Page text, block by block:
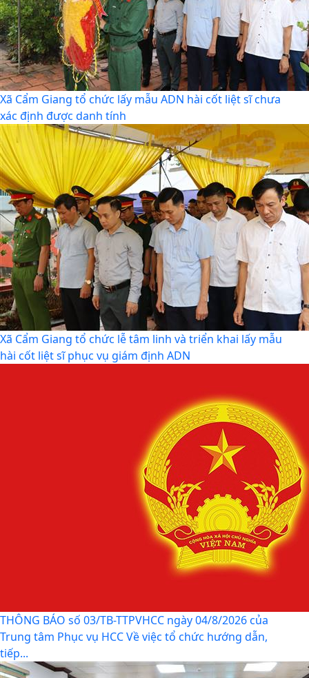
Xã Cẩm Giang tổ chức lấy mẫu ADN hài cốt liệt sĩ chưa
xác định được danh tính
Xã Cẩm Giang tổ chức lễ tâm linh và triển khai lấy mẫu
hài cốt liệt sĩ phục vụ giám định ADN
THÔNG BÁO số 03/TB-TTPVHCC ngày 04/8/2026 của
Trung tâm Phục vụ HCC Về việc tổ chức hướng dẫn,
tiếp...